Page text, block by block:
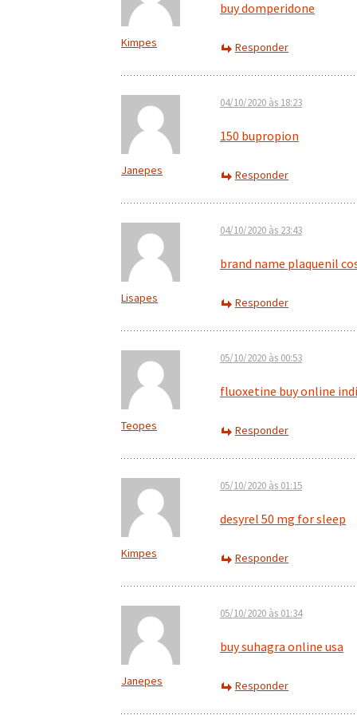
Kimpes
buy domperidone
Responder
Janepes
04/10/2020 às 18:23
150 bupropion
Responder
Lisapes
04/10/2020 às 23:43
brand name plaquenil
Responder
Teopes
05/10/2020 às 00:53
fluoxetine buy online
Responder
Kimpes
05/10/2020 às 01:15
desyrel 50 mg for sleep
Responder
Janepes
05/10/2020 às 01:34
buy suhagra online usa
Responder